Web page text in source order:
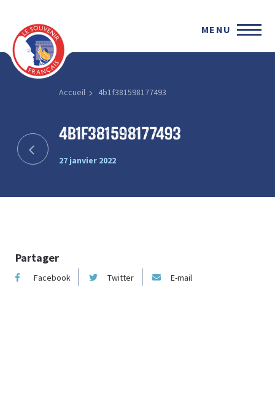
MENU
Accueil 4b1f381598177493
4b1f381598177493
27 janvier 2022
Partager
Facebook Twitter E-mail